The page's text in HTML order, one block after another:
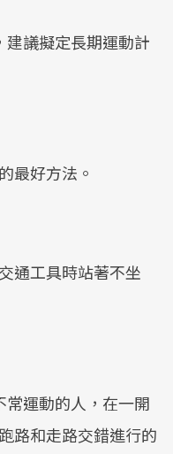
議擬定長期運動計
最好方法。
通工具時站著不坐
運動的人，在一開
路和走路交錯進行的